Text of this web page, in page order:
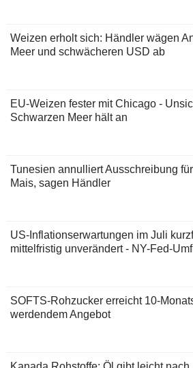
Weizen erholt sich: Händler wägen
Meer und schwächeren USD ab
EU-Weizen fester mit Chicago -
Schwarzen Meer hält an
Tunesien annulliert Ausschreibung
Mais, sagen Händler
US-Inflationserwartungen im Juli
mittelfristig unverändert - NY-Fed-
SOFTS-Rohzucker erreicht 10-
werdendem Angebot